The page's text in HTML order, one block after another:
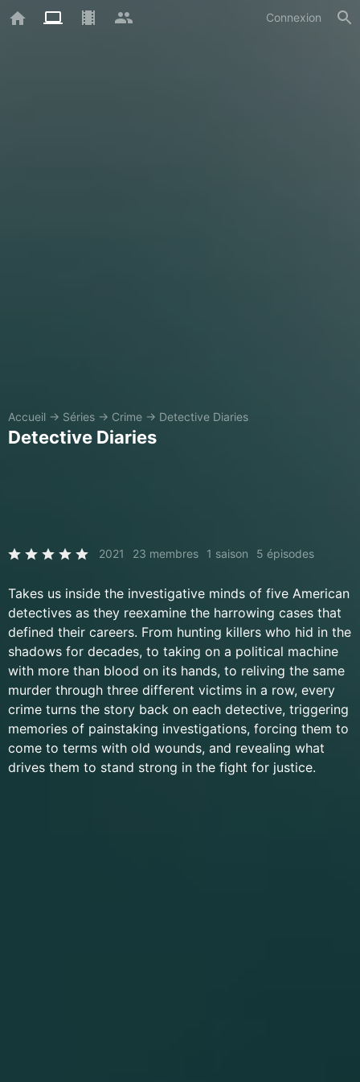
Connexion
Accueil → Séries → Crime → Detective Diaries
Detective Diaries
2021 23 membres 1 saison 5 épisodes
Takes us inside the investigative minds of five American
detectives as they reexamine the harrowing cases that
defined their careers. From hunting killers who hid in the
shadows for decades, to taking on a political machine
with more than blood on its hands, to reliving the same
murder through three different victims in a row, every
crime turns the story back on each detective, triggering
memories of painstaking investigations, forcing them to
come to terms with old wounds, and revealing what
drives them to stand strong in the fight for justice.